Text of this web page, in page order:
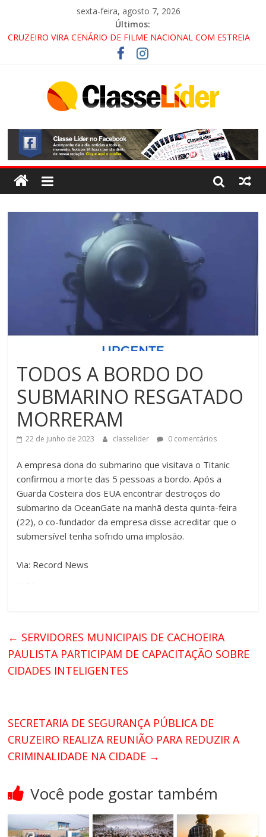
sexta-feira, agosto 7, 2026
Últimos:
CRUZEIRO VIRA CENÁRIO DE FILME NACIONAL COM ESTREIA
PROMOTOR DO GAECO
ACESSO À APARECIDA NA DUTRA SERÁ BLOQUEADO NO FIM
ALTERNATIVAS
LORENA, PINDAMONHANGABA E QUELUZ NA RETA FINAL
PELA FÁBRICA DA COCA-COLA!
TODOS A BORDO DO
SUBMARINO RESGATADO
MORRERAM
22 de junho de 2023 classelider 0 comentários
A empresa dona do submarino que visitava o Titanic
confirmou a morte das 5 pessoas a bordo. Após a
Guarda Costeira dos EUA encontrar destroços do
submarino da OceanGate na manhã desta quinta-feira
(22), o co-fundador da empresa disse acreditar que o
submersível tenha sofrido uma implosão.
Via: Record News
← SERVIDORES MUNICIPAIS DE CACHOEIRA
PAULISTA PARTICIPAM DE CAPACITAÇÃO SOBRE
CIDADES INTELIGENTES
SECRETARIA DE SEGURANÇA PÚBLICA DE
CRUZEIRO REALIZA REUNIÃO PARA REDUZIR A
CRIMINALIDADE NA CIDADE →
Você pode gostar também